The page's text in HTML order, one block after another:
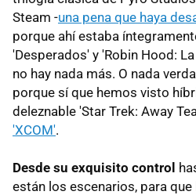
Steam -una pena que haya
porque ahí estaba
'Desperados' y 'Robin Hood:
no hay nada más. O nada
porque sí que hemos visto
deleznable 'Star Trek: Away
'XCOM'.
Desde su exquisito control
están los escenarios, para